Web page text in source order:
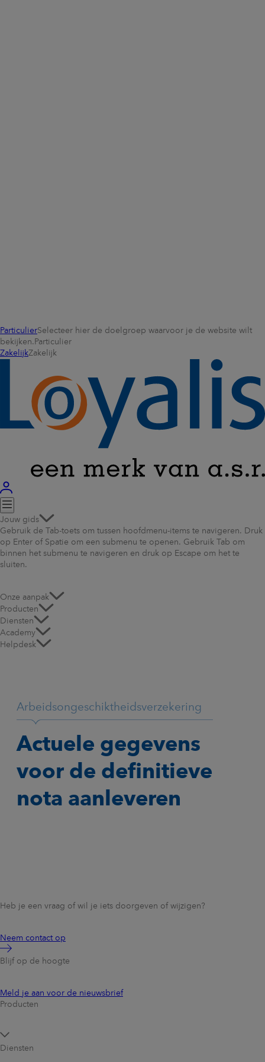
ParticulierSelecteer hier de doelgroep waarvoor je de website wilt
bekijken. Particulier
ZakelijkZakelijk
Jouw gids
Gebruik de Tab-toets om tussen hoofdmenu-items te navigeren. Druk
op Enter of Spatie om een submenu te openen. Gebruik Tab om
binnen het submenu te navigeren en druk op Escape om het te
sluiten.
Onze aanpak
Producten
Diensten
Academy
Helpdesk
Arbeidsongeschiktheidsverzekering
Actuele gegevens
voor de definitieve
nota aanleveren
Heb je een vraag of wil je iets doorgeven of wijzigen?
Neem contact op
Blijf op de hoogte
Meld je aan voor de nieuwsbrief
Producten
Diensten